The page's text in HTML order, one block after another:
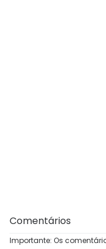
Comentários
Importante: Os